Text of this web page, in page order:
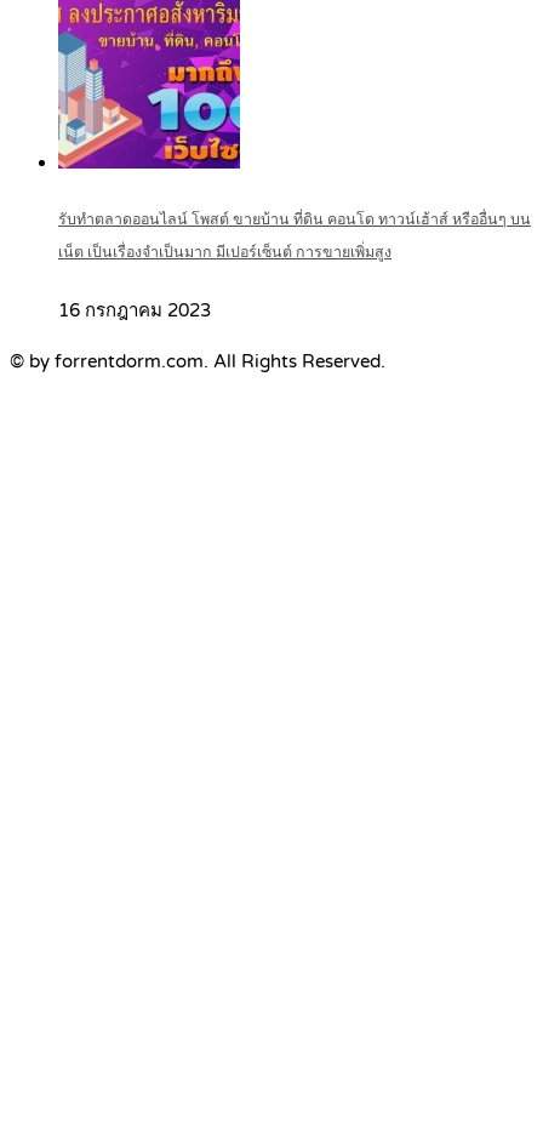
รับทำตลาดออนไลน์ โพสต์ ขายบ้าน ที่ดิน คอนโด ทาวน์เฮ้าส์ หรืออื่นๆ บน
เน็ต เป็นเรื่องจำเป็นมาก มีเปอร์เซ็นต์ การขายเพิ่มสูง
16 กรกฎาคม 2023
© by forrentdorm.com. All Rights Reserved.